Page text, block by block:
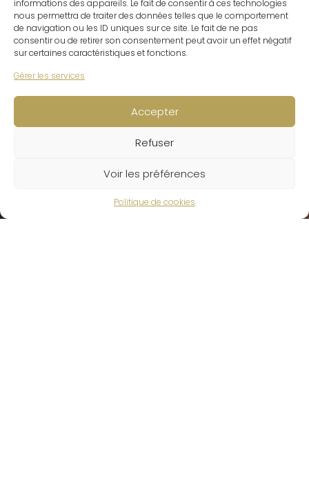
informations des appareils. Le fait de consentir à ces technologies
nous permettra de traiter des données telles que le comportement
de navigation ou les ID uniques sur ce site. Le fait de ne pas
consentir ou de retirer son consentement peut avoir un effet négatif
sur certaines caractéristiques et fonctions.
Gérer les services
Accepter
Refuser
Voir les préférences
Politique de cookies